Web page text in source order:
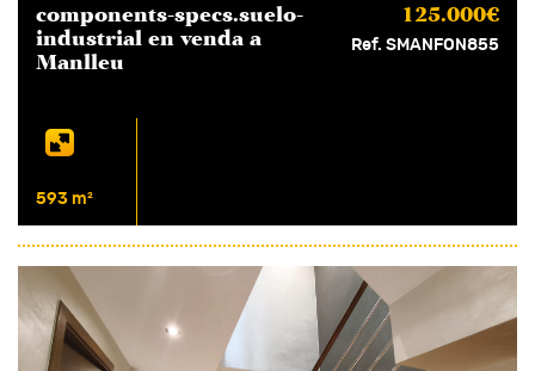
components-specs.suelo-
industrial en venda a
Manlleu
125.000€
Ref. SMANFON855
593 m²